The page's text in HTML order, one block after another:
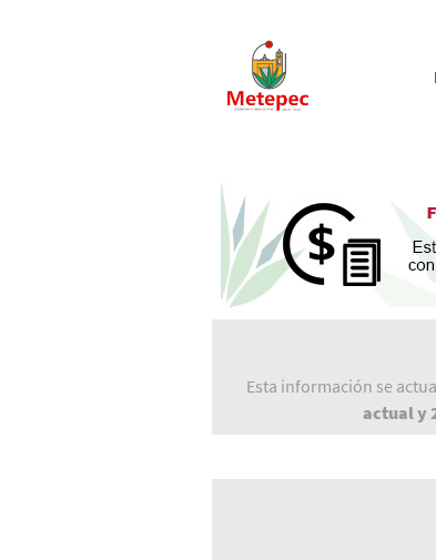
Esta información se
actual y